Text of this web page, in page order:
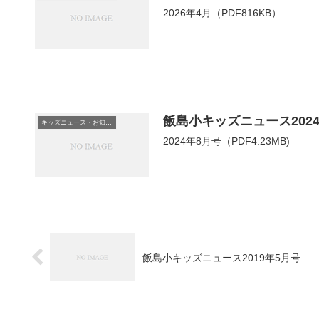
2026年4月（PDF816KB）
飯島小キッズニュース
2024年8月号（PDF4.23MB)
飯島小キッズニュース2019年5月号